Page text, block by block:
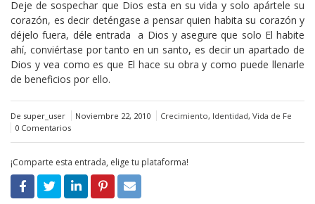
Deje de sospechar que Dios esta en su vida y solo apártele su
corazón, es decir deténgase a pensar quien habita su corazón y
déjelo fuera, déle entrada a Dios y asegure que solo El habite
ahí, conviértase por tanto en un santo, es decir un apartado de
Dios y vea como es que El hace su obra y como puede llenarle
de beneficios por ello.
De super_user Noviembre 22, 2010 Crecimiento, Identidad, Vida de Fe
0 Comentarios
¡Comparte esta entrada, elige tu plataforma!